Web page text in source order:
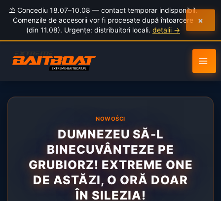
⛱️ Concediu 18.07–10.08 — contact temporar indisponibil.
Comenzile de accesorii vor fi procesate după întoarcere
(din 11.08). Urgențe: distribuitori locali. detalii →
×
to
content
NOWOŚCI
DUMNEZEU SĂ-L
BINECUVÂNTEZE PE
GRUBIORZ! EXTREME ONE
DE ASTĂZI, O ORĂ DOAR
ÎN SILEZIA!